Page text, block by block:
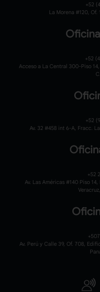
+52
La Morena #120, Of.
+52
Acceso a La Central 300-Piso
+52
Av. 32 #458 int 6-A, Fracc.
+52
Av. Las Américas #140 Piso
Av. Perú y Calle 39, Of. 708,